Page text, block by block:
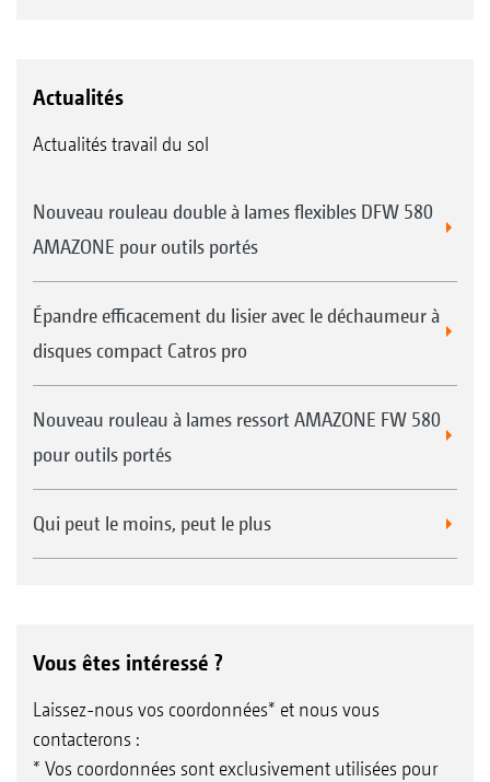
Actualités
Actualités travail du sol
Nouveau rouleau double à lames flexibles DFW 580
AMAZONE pour outils portés
Épandre efficacement du lisier avec le déchaumeur à
disques compact Catros pro
Nouveau rouleau à lames ressort AMAZONE FW 580
pour outils portés
Qui peut le moins, peut le plus
Vous êtes intéressé ?
Laissez-nous vos coordonnées* et nous vous
contacterons :
* Vos coordonnées sont exclusivement utilisées pour